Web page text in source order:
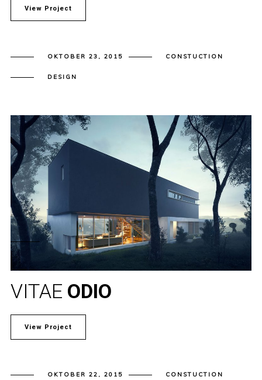
View Project
OKTOBER 23, 2015 CONSTUCTION
DESIGN
VITAE ODIO
View Project
OKTOBER 22, 2015 CONSTUCTION